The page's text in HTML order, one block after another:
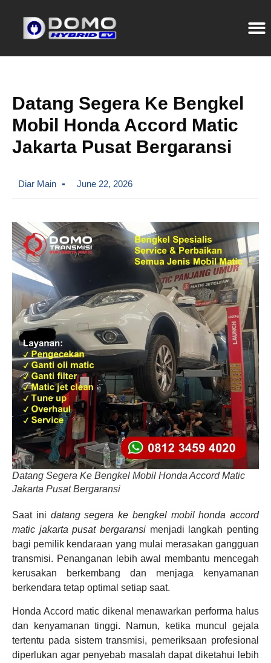
Datang Segera Ke Bengkel
Mobil Honda Accord Matic
Jakarta Pusat Bergaransi
Diar Main June 22, 2026
Datang Segera Ke Bengkel Mobil Honda Accord Matic
Jakarta Pusat Bergaransi
Saat ini datang segera ke bengkel mobil honda accord
matic jakarta pusat bergaransi menjadi langkah penting
bagi pemilik kendaraan yang mulai merasakan gangguan
transmisi. Penanganan lebih awal membantu mencegah
kerusakan berkembang dan menjaga kenyamanan
berkendara tetap optimal setiap saat.
Honda Accord matic dikenal menawarkan performa halus
dan kenyamanan tinggi. Namun, ketika muncul gejala
tertentu pada sistem transmisi, pemeriksaan profesional
diperlukan agar penyebab masalah dapat diketahui lebih